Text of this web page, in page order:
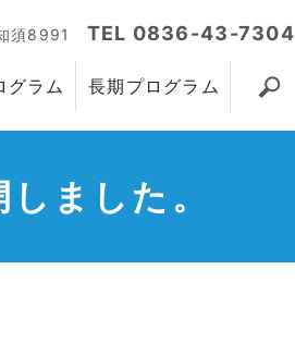
須8991 TEL 0836-43-7304
グラム 長期プログラム
ました。